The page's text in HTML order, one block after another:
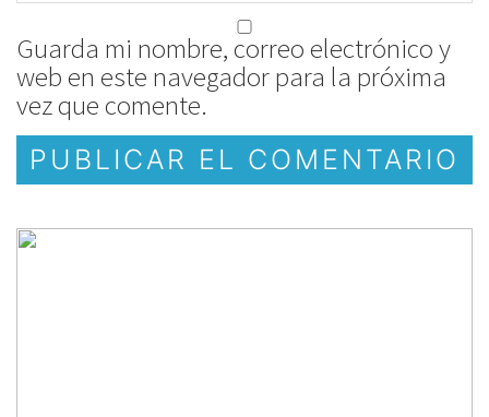
Guarda mi nombre, correo electrónico y
web en este navegador para la próxima
vez que comente.